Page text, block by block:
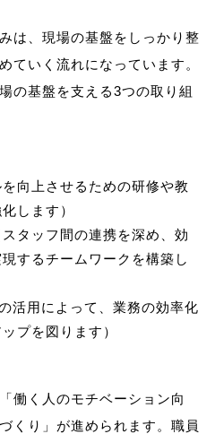
は、現場の基盤をしっかり整
ていく流れになっています。
の基盤を支える3つの取り組
を向上させるための研修や教
します）
スタッフ間の連携を深め、効
するチームワークを構築し
の活用によって、業務の効率化
プを図ります）
働く人のモチベーション向
くり」が進められます。職員